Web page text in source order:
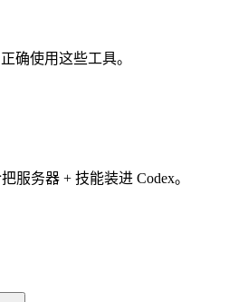
确使用这些工具。
务器 + 技能装进 Codex。